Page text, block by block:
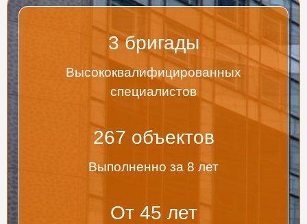
3бригады
Высококвалифицированных
специалистов
267 объектов
Выполненно за 8 лет
От 45 лет